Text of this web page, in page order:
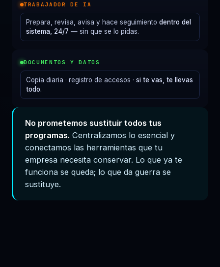
TRABAJADOR DE IA
Prepara, revisa, avisa y hace seguimiento dentro del
sistema, 24/7 — sin que se lo pidas.
DOCUMENTOS Y DATOS
Copia diaria · registro de accesos · si te vas, te llevas
todo.
No prometemos sustituir todos tus
programas. Centralizamos lo esencial y
conectamos las herramientas que tu
empresa necesita conservar. Lo que ya te
funciona se queda; lo que da guerra se
sustituye.